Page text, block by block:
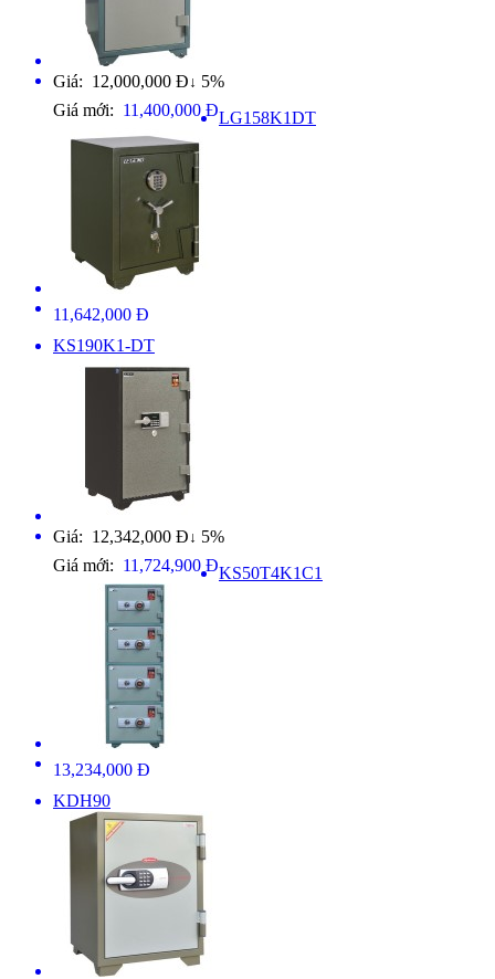
Giá: 12,000,000 Đ ↓ 5%
Giá mới: 11,400,000 ĐLG158K1DT
11,642,000 Đ
KS190K1-DT
Giá: 12,342,000 Đ ↓ 5%
Giá mới: 11,724,900 ĐKS50T4K1C1
13,234,000 Đ
KDH90